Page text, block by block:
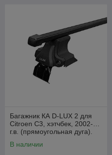
Багажник КА D-LUX 2 для
Citroen C3, хэтчбек, 2002-…
г.в. (прямоугольная дуга).
В наличии